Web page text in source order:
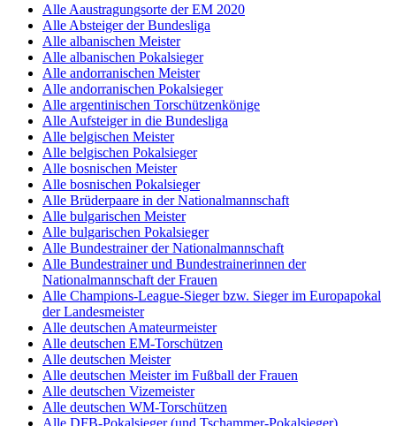
Alle Aaustragungsorte der EM 2020
Alle Absteiger der Bundesliga
Alle albanischen Meister
Alle albanischen Pokalsieger
Alle andorranischen Meister
Alle andorranischen Pokalsieger
Alle argentinischen Torschützenkönige
Alle Aufsteiger in die Bundesliga
Alle belgischen Meister
Alle belgischen Pokalsieger
Alle bosnischen Meister
Alle bosnischen Pokalsieger
Alle Brüderpaare in der Nationalmannschaft
Alle bulgarischen Meister
Alle bulgarischen Pokalsieger
Alle Bundestrainer der Nationalmannschaft
Alle Bundestrainer und Bundestrainerinnen der
Nationalmannschaft der Frauen
Alle Champions-League-Sieger bzw. Sieger im Europapokal
der Landesmeister
Alle deutschen Amateurmeister
Alle deutschen EM-Torschützen
Alle deutschen Meister
Alle deutschen Meister im Fußball der Frauen
Alle deutschen Vizemeister
Alle deutschen WM-Torschützen
Alle DFB-Pokalsieger (und Tschammer-Pokalsieger)